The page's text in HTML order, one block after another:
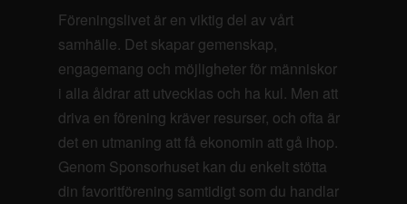
Föreningslivet är en viktig del av vårt
samhälle. Det skapar gemenskap,
engagemang och möjligheter för människor
i alla åldrar att utvecklas och ha kul. Men att
driva en förening kräver resurser, och ofta är
det en utmaning att få ekonomin att gå ihop.
Genom Sponsorhuset kan du enkelt stötta
din favoritförening samtidigt som du handlar